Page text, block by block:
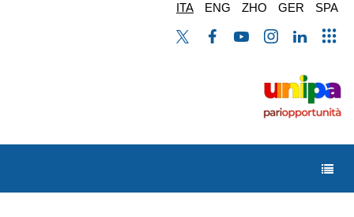
ITA ENG ZHO GER SPA